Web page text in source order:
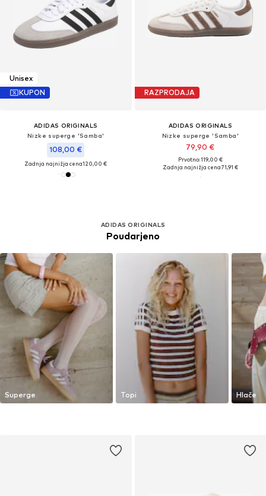
Unisex
KUPON
ADIDAS ORIGINALS
Nizke superge 'Samba'
108,00 €
Zadnja najnižja cena120,00 €
RAZPRODAJA
ADIDAS ORIGINALS
Nizke superge 'Samba'
79,90 €
Prvotno: 119,00 €
Zadnja najnižja cena71,91 €
ADIDAS ORIGINALS
Poudarjeno
Superge Topi Hlače